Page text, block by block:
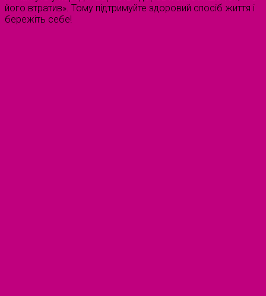
його втратив». Тому підтримуйте здоровий спосіб життя і
бережіть себе!